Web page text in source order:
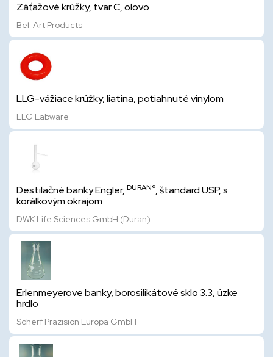
Záťažové krúžky, tvar C, olovo
Bel-Art Products
LLG-vážiace krúžky, liatina, potiahnuté vinylom
LLG Labware
Destilačné banky Engler, DURAN®, štandard USP, s
korálkovým okrajom
DWK Life Sciences GmbH (Duran)
Erlenmeyerove banky, borosilikátové sklo 3.3, úzke
hrdlo
Scherf Präzision Europa GmbH